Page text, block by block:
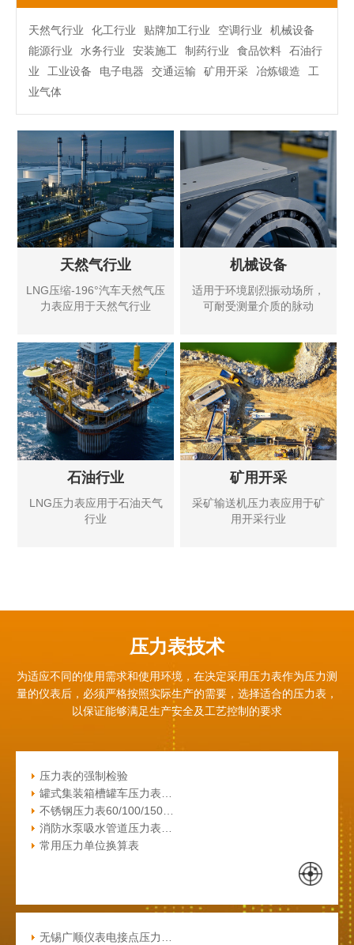
天然气行业 化工行业 贴牌加工行业 空调行业
机械设备
能源行业
水务行业 安装施工 制药行业 食品饮料
石油行
业
工业设备 电子电器 交通运输 矿用开采 冶炼锻造
工
业气体
天然气行业
LNG压缩-196°汽车天然气压
力表应用于天然气行业
机械设备
适用于环境剧烈振动场所，
可耐受测量介质的脉动
石油行业
LNG压力表应用于石油天气
行业
矿用开采
采矿输送机压力表应用于矿
用开采行业
压力表技术
为适应不同的使用需求和使用环境，在决定采用压力表作为压力测
量的仪表后，必须严格按照实际生产的需要， 选择适合的压力表，
以保证能够满足生产安全及工艺控制的要求
压力表的强制检验
罐式集装箱槽罐车压力表…
不锈钢压力表60/100/150…
消防水泵吸水管道压力表…
常用压力单位换算表
无锡广顺仪表电接点压力…